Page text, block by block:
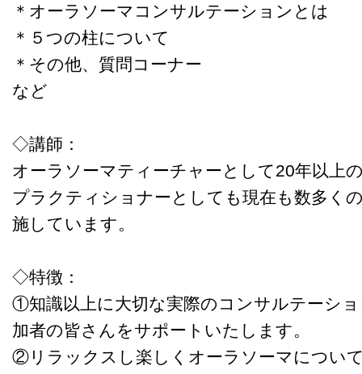
＊オーラソーマコンサルテーションとは
＊５つの柱について
＊その他、質問コーナー
など
◇講師：
オーラソーマティーチャーとして20年以上
プラクティショナーとしても現在も数多く
施しています。
◇特徴：
①知識以上に大切な実際のコンサルテーシ
加者の皆さんをサポートいたします。
②リラックスし楽しくオーラソーマについ